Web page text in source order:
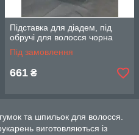
Підставка для діадем, під
обручі для волосся чорна
Під замовлення
661 ₴
та шпильок для волосся.
виготовляються із